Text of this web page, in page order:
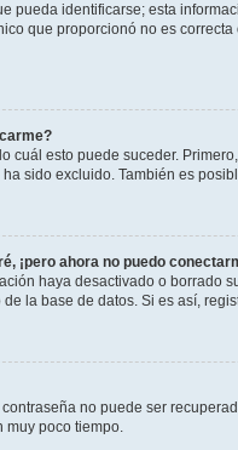
pueda identificarse; esta
que proporcionó no es
cuál esto puede suceder.
sido excluido. También es
¡pero ahora no puedo
haya desactivado o borrado
la base de datos. Si es así,
contraseña no puede ser
muy poco tiempo.